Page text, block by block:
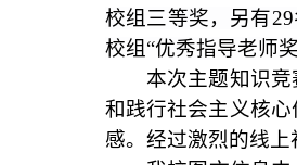
校组三等奖，另有29
校组“优秀指导老师奖
本次主题知识竞
和践行社会主义核心
感。经过激烈的线